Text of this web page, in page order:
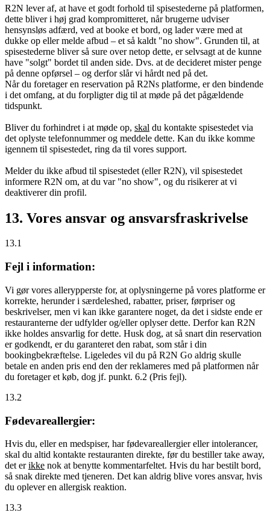
R2N lever af, at have et godt forhold til spisestederne på platformen,
dette bliver i høj grad kompromitteret, når brugerne udviser
hensynsløs adfærd, ved at booke et bord, og lader være med at
dukke op eller melde afbud – et så kaldt "no show". Grunden til, at
spisestederne bliver så sure over netop dette, er selvsagt at de kunne
have "solgt" bordet til anden side. Dvs. at de decideret mister penge
på denne opførsel – og derfor slår vi hårdt ned på det.
Når du foretager en reservation på R2Ns platforme, er den bindende
i det omfang, at du forpligter dig til at møde på det pågældende
tidspunkt.
Bliver du forhindret i at møde op, skal du kontakte spisestedet via
det oplyste telefonnummer og meddele dette. Kan du ikke komme
igennem til spisestedet, ring da til vores support.
Melder du ikke afbud til spisestedet (eller R2N), vil spisestedet
informere R2N om, at du var "no show", og du risikerer at vi
deaktiverer din profil.
13. Vores ansvar og ansvarsfraskrivelse
13.1
Fejl i information:
Vi gør vores allerypperste for, at oplysningerne på vores platforme er
korrekte, herunder i særdeleshed, rabatter, priser, førpriser og
beskrivelser, men vi kan ikke garantere noget, da det i sidste ende er
restauranterne der udfylder og/eller oplyser dette. Derfor kan R2N
ikke holdes ansvarlig for dette. Husk dog, at så snart din reservation
er godkendt, er du garanteret den rabat, som står i din
bookingbekræftelse. Ligeledes vil du på R2N Go aldrig skulle
betale en anden pris end den der reklameres med på platformen når
du foretager et køb, dog jf. punkt. 6.2 (Pris fejl).
13.2
Fødevareallergier:
Hvis du, eller en medspiser, har fødevareallergier eller intolerancer,
skal du altid kontakte restauranten direkte, før du bestiller take away,
det erikke nok at benytte kommentarfeltet. Hvis du har bestilt bord,
så snak direkte med tjeneren. Det kan aldrig blive vores ansvar, hvis
du oplever en allergisk reaktion.
13.3